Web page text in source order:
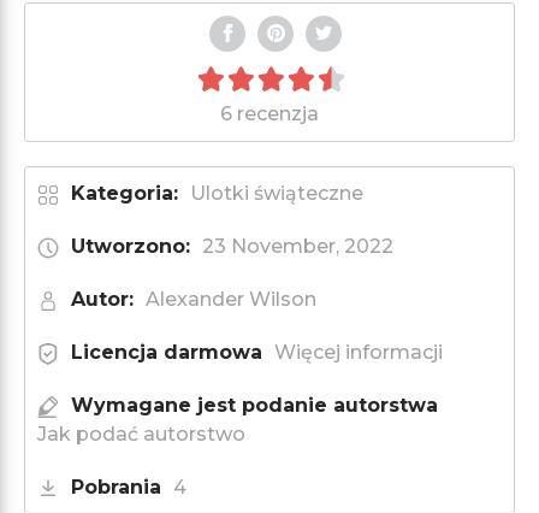
6 recenzja
Kategoria: Ulotki świąteczne
Utworzono: 23 November, 2022
Autor: Alexander Wilson
Licencja darmowa Więcej informacji
Wymagane jest podanie autorstwa
Jak podać autorstwo
Pobrania 4